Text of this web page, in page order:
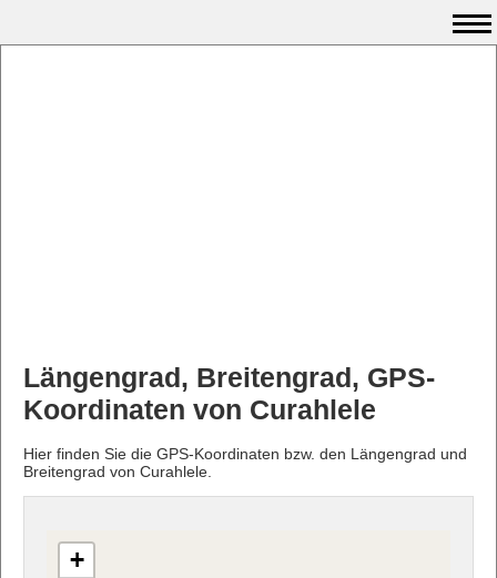
Längengrad, Breitengrad, GPS-
Koordinaten von Curahlele
Hier finden Sie die GPS-Koordinaten bzw. den Längengrad und
Breitengrad von Curahlele.
+